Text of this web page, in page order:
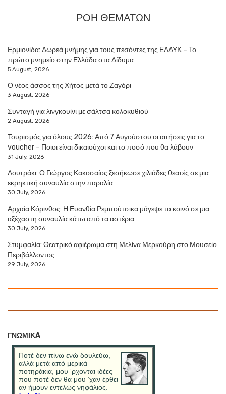
ΡΟΗ ΘΕΜΑΤΩΝ
Ερμιονίδα: Δωρεά μνήμης για τους πεσόντες της ΕΛΔΥΚ – Το
πρώτο μνημείο στην Ελλάδα στα Δίδυμα
5 August, 2026
Ο νέος άσσος της Χήτος μετά το Ζαγόρι
3 August, 2026
Συνταγή για λινγκουίνι με σάλτσα κολοκυθιού
2 August, 2026
Τουρισμός για όλους 2026: Από 7 Αυγούστου οι αιτήσεις για το
voucher – Ποιοι είναι δικαιούχοι και το ποσό που θα λάβουν
31 July, 2026
Λουτράκι: Ο Γιώργος Κακοσαίος ξεσήκωσε χιλιάδες θεατές σε μια
εκρηκτική συναυλία στην παραλία
30 July, 2026
Αρχαία Κόρινθος: Η Ευανθία Ρεμπούτσικα μάγεψε το κοινό σε μια
αξέχαστη συναυλία κάτω από τα αστέρια
30 July, 2026
Στυμφαλία: Θεατρικό αφιέρωμα στη Μελίνα Μερκούρη στο Μουσείο
Περιβάλλοντος
29 July, 2026
ΓΝΩΜΙΚA